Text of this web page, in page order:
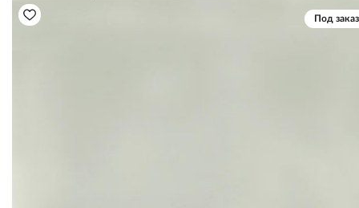
Под заказ